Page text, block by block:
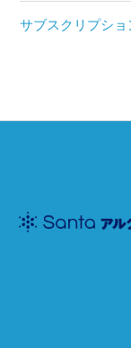
サブスクリプシ